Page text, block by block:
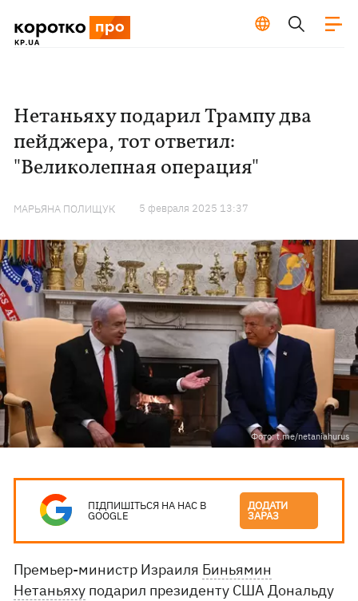
Нетаньяху подарил Трампу два
пейджера, тот ответил:
"Великолепная операция"
МАРЬЯНА ПОЛИЩУК 5 февраля 2025 13:37
Фото: t.me/netaniahurus
ПІДПИШІТЬСЯ НА НАС В
GOOGLE
ДОДАТИ
ЗАРАЗ
Премьер-министр Израиля Биньямин
Нетаньяху подарил президенту США Дональду